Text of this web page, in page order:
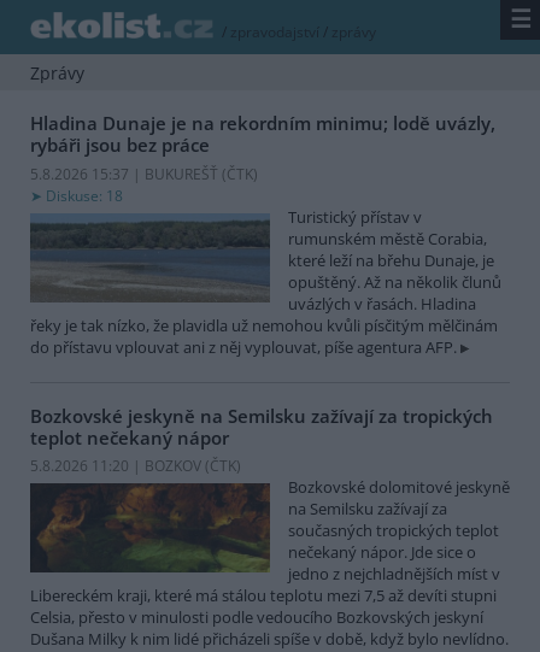
/ zpravodajství / zprávy ☰
Zprávy
Hladina Dunaje je na rekordním minimu; lodě uvázly,
rybáři jsou bez práce
5.8.2026 15:37 | BUKUREŠŤ (ČTK)
Diskuse: 18
Turistický přístav v
rumunském městě Corabia,
které leží na břehu Dunaje, je
opuštěný. Až na několik člunů
uvázlých v řasách. Hladina
řeky je tak nízko, že plavidla už nemohou kvůli písčitým mělčinám
do přístavu vplouvat ani z něj vyplouvat, píše agentura AFP.
Bozkovské jeskyně na Semilsku zažívají za tropických
teplot nečekaný nápor
5.8.2026 11:20 | BOZKOV (ČTK)
Bozkovské dolomitové jeskyně
na Semilsku zažívají za
současných tropických teplot
nečekaný nápor. Jde sice o
jedno z nejchladnějších míst v
Libereckém kraji, které má stálou teplotu mezi 7,5 až devíti stupni
Celsia, přesto v minulosti podle vedoucího Bozkovských jeskyní
Dušana Milky k nim lidé přicházeli spíše v době, když bylo nevlídno.